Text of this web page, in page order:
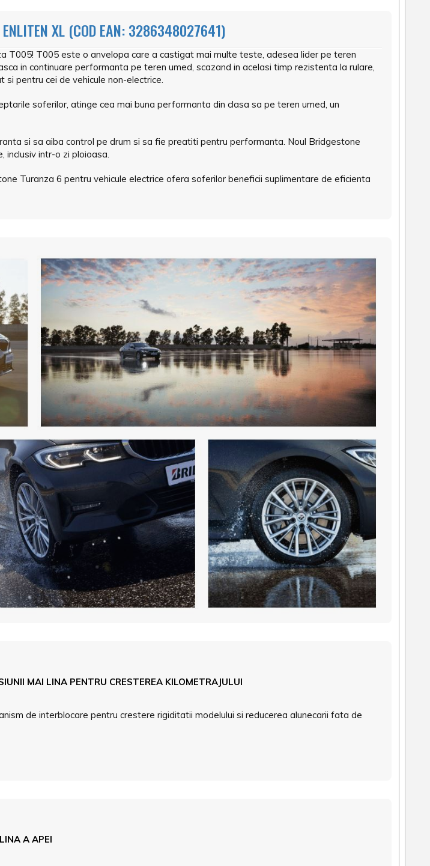
XL (COD EAN: 3286348027641)
T005! T005 este o anvelopa care a castigat mai multe teste, adesea lider pe teren
in continuare performanta pe teren umed, scazand in acelasi timp rezistenta la rulare,
pentru cei de vehicule non-electrice.
soferilor, atinge cea mai buna performanta din clasa sa pe teren umed, un
si sa aiba control pe drum si sa fie preatiti pentru performanta. Noul Bridgestone
inclusiv intr-o zi ploioasa.
Turanza 6 pentru vehicule electrice ofera soferilor beneficii suplimentare de eficienta
MAI LINA PENTRU CRESTEREA KILOMETRAJULUI
de interblocare pentru crestere rigiditatii modelului si reducerea alunecarii fata de
A APEI